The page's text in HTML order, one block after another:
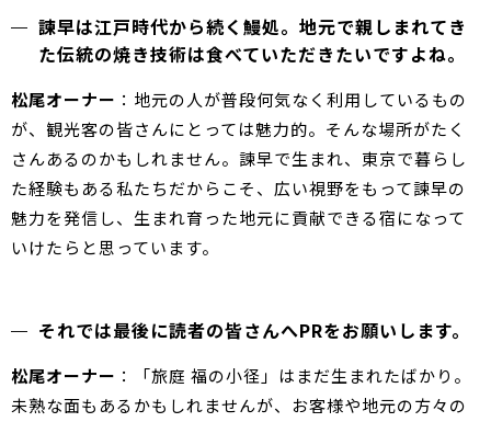
諫早は江戸時代から続く鰻処。地元で親しまれてき
た伝統の焼き技術は食べていただきたいですよね。
松尾オーナー ：地元の人が普段何気なく利用しているもの
が、観光客の皆さんにとっては魅力的。そんな場所がたく
さんあるのかもしれません。諫早で生まれ、東京で暮らし
た経験もある私たちだからこそ、広い視野をもって諫早の
魅力を発信し、生まれ育った地元に貢献できる宿になって
いけたらと思っています。
それでは最後に読者の皆さんへPRをお願いします。
松尾オーナー ：「旅庭 福の小径」はまだ生まれたばかり。
未熟な面もあるかもしれませんが、お客様や地元の方々の